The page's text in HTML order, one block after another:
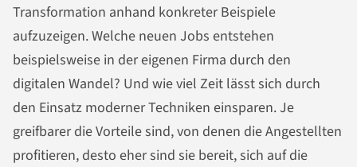
Transformation anhand konkreter Beispiele
aufzuzeigen. Welche neuen Jobs entstehen
beispielsweise in der eigenen Firma durch den
digitalen Wandel? Und wie viel Zeit lässt sich durch
den Einsatz moderner Techniken einsparen. Je
greifbarer die Vorteile sind, von denen die Angestellten
profitieren, desto eher sind sie bereit, sich auf die